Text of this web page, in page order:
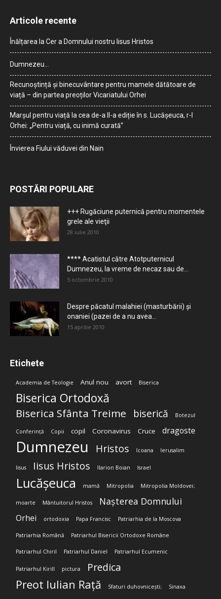
Articole recente
Înălțarea la Cer a Domnului nostru Iisus Hristos
Dumnezeu…
Recunoștință și binecuvântare pentru mamele dătătoare de
viață – din partea preoților Vicariatului Orhei
Marșul pentru viață la cea de-a II-a ediție în s. Lucășeuca, r-l
Orhei: „Pentru viață, cu inimă curată”
Învierea Fiului văduvei din Nain
POSTĂRI POPULARE
+++ Rugăciune puternică pentru momentele
grele ale vieţii
28 iulie 2010
**** Acatistul către Atotputernicul
Dumnezeu, la vreme de necaz sau de...
5 octombrie 2010
Despre păcatul malahiei (masturbării) şi
onaniei (pazei de a nu avea...
15 aprilie 2010
Etichete
Academia de Teologie Anul nou avort Biserica
Biserica Ortodoxă
Biserica Sfânta Treime biserică Botezul
Conferință Copii copil Coronavirus Cruce dragoste
Dumnezeu Hristos Icoana Ierusalim
Iisus Iisus Hristos Ilarion Boian Israel
Lucășeuca mamă Mitropolia Mitropolia Moldovei;
moarte Mântuitorul Hristos Nașterea Domnului
Orhei ortodoxia Papa Francisc Patriarhia de la Moscova
Patriarhia Română Patriarhul Bisericii Ortodoxe Române
Patriarhul Chiril Patriarhul Daniel Patriarhul Ecumenic
Patriarhul Kirill pictura Predica
Preot Iulian Rață Sfaturi duhovnicești; Sinaxa